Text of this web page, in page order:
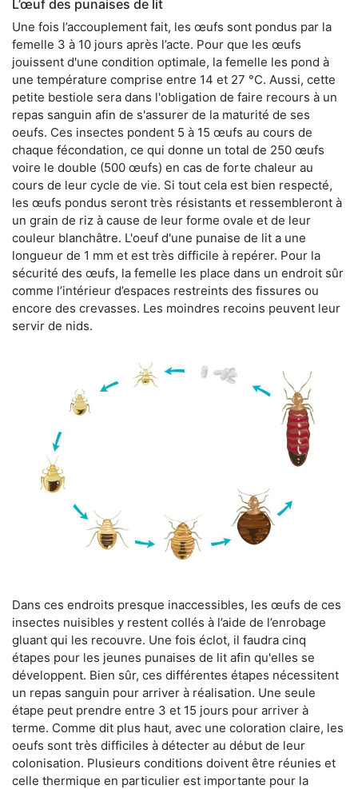
L’œuf des punaises de lit
Une fois l’accouplement fait, les œufs sont pondus par la
femelle 3 à 10 jours après l’acte. Pour que les œufs
jouissent d'une condition optimale, la femelle les pond à
une température comprise entre 14 et 27 °C. Aussi, cette
petite bestiole sera dans l'obligation de faire recours à un
repas sanguin afin de s'assurer de la maturité de ses
oeufs. Ces insectes pondent 5 à 15 œufs au cours de
chaque fécondation, ce qui donne un total de 250 œufs
voire le double (500 œufs) en cas de forte chaleur au
cours de leur cycle de vie. Si tout cela est bien respecté,
les œufs pondus seront très résistants et ressembleront à
un grain de riz à cause de leur forme ovale et de leur
couleur blanchâtre. L'oeuf d'une punaise de lit a une
longueur de 1 mm et est très difficile à repérer. Pour la
sécurité des œufs, la femelle les place dans un endroit sûr
comme l’intérieur d’espaces restreints des fissures ou
encore des crevasses. Les moindres recoins peuvent leur
servir de nids.
Dans ces endroits presque inaccessibles, les œufs de ces
insectes nuisibles y restent collés à l’aide de l’enrobage
gluant qui les recouvre. Une fois éclot, il faudra cinq
étapes pour les jeunes punaises de lit afin qu'elles se
développent. Bien sûr, ces différentes étapes nécessitent
un repas sanguin pour arriver à réalisation. Une seule
étape peut prendre entre 3 et 15 jours pour arriver à
terme. Comme dit plus haut, avec une coloration claire, les
oeufs sont très difficiles à détecter au début de leur
colonisation. Plusieurs conditions doivent être réunies et
celle thermique en particulier est importante pour la